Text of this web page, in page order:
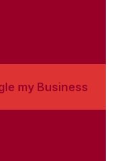
my Business